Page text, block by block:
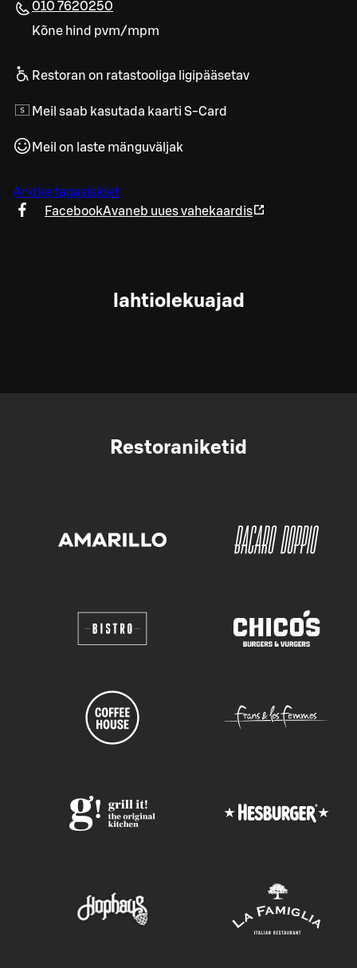
010 7620250
Kõne hind pvm/mpm
Restoran on ratastooliga ligipääsetav
Meil saab kasutada kaarti S-Card
Meil on laste mänguväljak
Andke tagasisidet
FacebookAvaneb uues vahekaardis
lahtiolekuajad
Restoraniketid